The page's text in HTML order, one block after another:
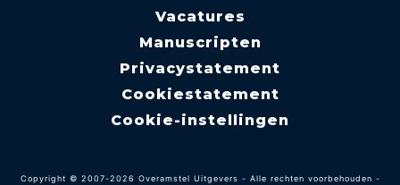
Vacatures
Manuscripten
Privacystatement
Cookiestatement
Cookie-instellingen
Copyright © 2007-2026 Overamstel Uitgevers - Alle rechten voorbehouden -